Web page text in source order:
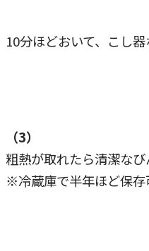
10分ほどおいて、こし器
（3）
粗熱が取れたら清潔なび
※冷蔵庫で半年ほど保存